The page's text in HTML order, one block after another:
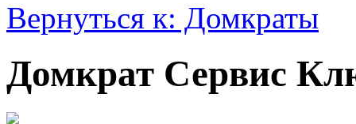
Вернуться к: Домкраты
Домкрат Сервис